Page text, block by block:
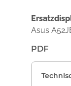
Asus
PDF